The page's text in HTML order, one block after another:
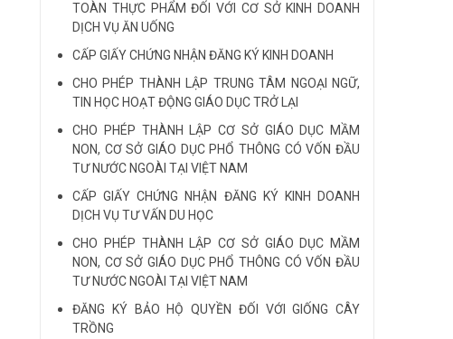
LUẬT SƯ CHUYÊN VỀ HÌNH SỰ...
TOÀN THỰC PHẨM ĐỐI VỚI CƠ SỞ KINH DOANH
DỊCH VỤ ĂN UỐNG
CẤP GIẤY CHỨNG NHẬN ĐĂNG KÝ KINH DOANH
CHO PHÉP THÀNH LẬP TRUNG TÂM NGOẠI NGỮ,
TIN HỌC HOẠT ĐỘNG GIÁO DỤC TRỞ LẠI
CHO PHÉP THÀNH LẬP CƠ SỞ GIÁO DỤC MẦM
NON, CƠ SỞ GIÁO DỤC PHỔ THÔNG CÓ VỐN ĐẦU
TƯ NƯỚC NGOÀI TẠI VIỆT NAM
CẤP GIẤY CHỨNG NHẬN ĐĂNG KÝ KINH DOANH
DỊCH VỤ TƯ VẤN DU HỌC
CHO PHÉP THÀNH LẬP CƠ SỞ GIÁO DỤC MẦM
NON, CƠ SỞ GIÁO DỤC PHỔ THÔNG CÓ VỐN ĐẦU
TƯ NƯỚC NGOÀI TẠI VIỆT NAM
ĐĂNG KÝ BẢO HỘ QUYỀN ĐỐI VỚI GIỐNG CÂY
TRỒNG